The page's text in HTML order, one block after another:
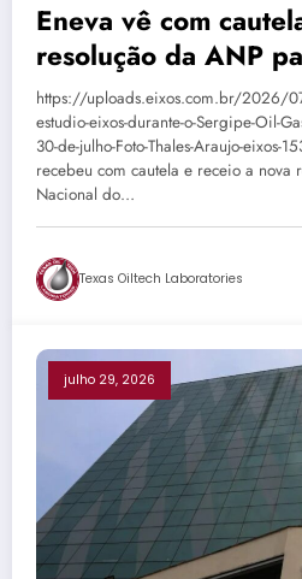
Eneva vê com
resolução da ANP
terminais de GNL
https://uploads.eixos.com.br/2026/
estudio-eixos-durante-o-Sergipe-Oil-
30-de-julho-Foto-Thales-Araujo-eixos-
recebeu com cautela e receio a nova
Nacional do…
Texas Oiltech Laboratories
julho 29, 2026